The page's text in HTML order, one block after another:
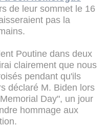
de leur sommet le 16
pas la
Poutine dans deux
clairement que nous
pendant qu'ils
déclaré M. Biden lors
Day", un jour
hommage aux